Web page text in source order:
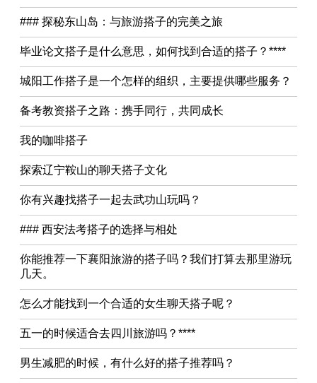
### 探秘东山岛：与旅游搭子的完美之旅
毕业论文搭子是什么意思，如何找到合适的搭子？****
城阳工作搭子是一个怎样的组织，主要提供哪些服务？
备考教资搭子之路：携手同行，共同成长
我的咖啡搭子
探索辽宁鞍山的聊天搭子文化
你有兴趣找搭子一起去武功山玩吗？
### 西安法考搭子的选择与相处
你能推荐一下襄阳旅游的搭子吗？我们打算去那里游玩
几天。
怎么才能找到一个合适的女生聊天搭子呢？
五一的时候适合去四川旅游吗？****
男生减肥的时候，有什么好的搭子推荐吗？